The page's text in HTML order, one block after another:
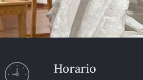
Horario